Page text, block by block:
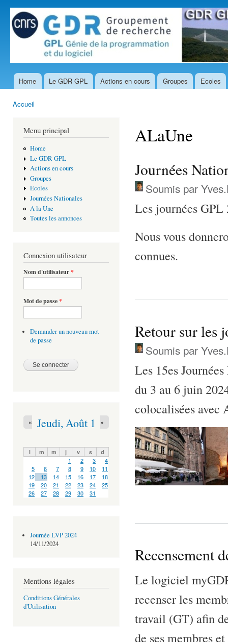
Menu principal
Home Le GDR GPL Actions en cours Groupes Ecoles
Accueil
Menu principal
Home
Le GDR GPL
Actions en cours
Groupes
Ecoles
Journées Nationales
A la Une
Toutes les annonces
Connexion utilisateur
Nom d'utilisateur*
Mot de passe*
Demander un nouveau mot
de passe
Jeudi, Août 1
« »
l m m j v s d
1 2 3
4
5
6 7 8 9 10
11
12
13 14 15 16 17
18
19
20 21 22 23 24
25
26
27 28 29 30 31
Journée LVP 2024
14/11/2024
Mentions légales
Conditions Générales
d'Utilisation
ALaUne
Journées
Soumis par
Les journées
Nous vous
connues.
Retour sur les
Soumis par
Les 15es
du 3 au 6 juin
colocalisées avec
Recensement
Le logiciel
recenser les
travail (GT) afin
de ses membres